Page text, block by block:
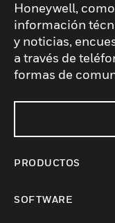
Honeywell,
información
y noticias,
a través de
formas de
PRODUCTOS
SOFTWARE